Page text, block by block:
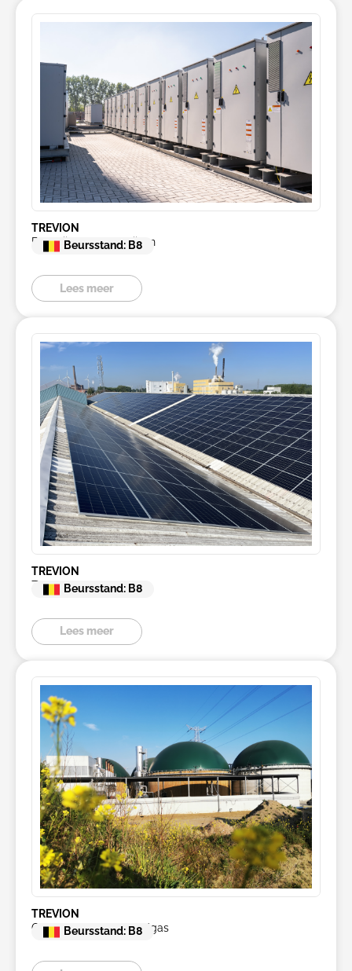
TREVION
Batterijen voor bedrijven
Beursstand: B8
Lees meer
TREVION
Zonnepanelen
Beursstand: B8
Lees meer
TREVION
Groene stroom en aardgas
Beursstand: B8